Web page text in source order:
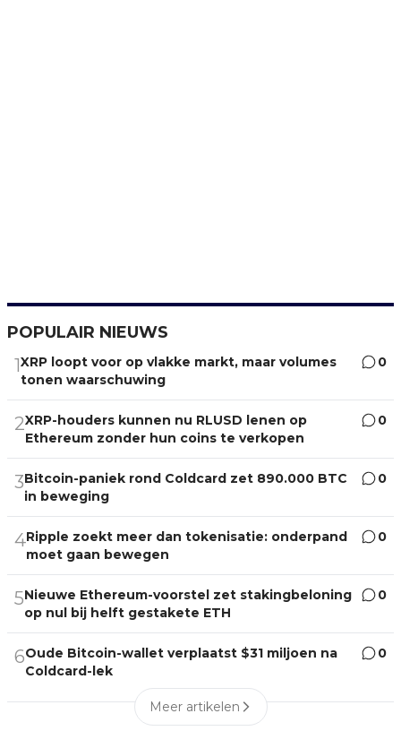
POPULAIR NIEUWS
1XRP loopt voor op vlakke markt, maar volumes
tonen waarschuwing
0
2XRP-houders kunnen nu RLUSD lenen op
Ethereum zonder hun coins te verkopen
0
3Bitcoin-paniek rond Coldcard zet 890.000 BTC
in beweging
0
4Ripple zoekt meer dan tokenisatie: onderpand
moet gaan bewegen
0
5Nieuwe Ethereum-voorstel zet stakingbeloning
op nul bij helft gestakete ETH
0
6Oude Bitcoin-wallet verplaatst $31 miljoen na
Coldcard-lek
0
Meer artikelen